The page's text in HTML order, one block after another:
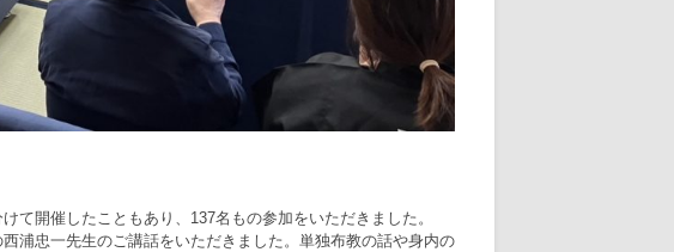
開催したこともあり、137名もの参加をいただきました。
浦忠一先生のご講話をいただきました。単独布教の話や身内の